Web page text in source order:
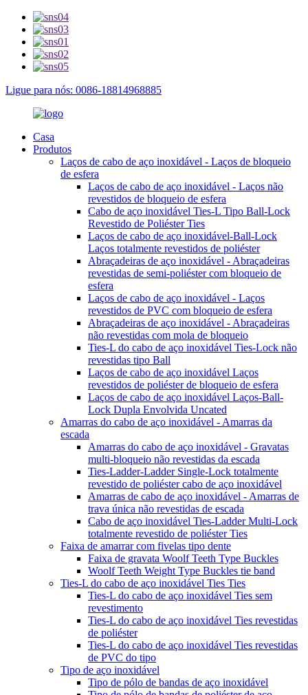
Ligue para nós: 0086-18814968885
Casa
Produtos
Laços de cabo de aço inoxidável - Laços de bloqueio
de esfera
Laços de cabo de aço inoxidável - Laços não
revestidos de bloqueio de esfera
Cabo de aço inoxidável Ties-L Tipo Ball-Lock
Revestido de Poliéster Ties
Laços de cabo de aço inoxidável-Ball-Lock
Laços totalmente revestidos de poliéster
Abraçadeiras de aço inoxidável - Abraçadeiras
revestidas de semi-poliéster com bloqueio de
esfera
Laços de cabo de aço inoxidável - Laços
revestidos de PVC com bloqueio de esfera
Abraçadeiras de aço inoxidável - Abraçadeiras
não revestidas com mola de bloqueio
Ties-L do cabo de aço inoxidável Ties-Lock não
revestidas tipo Ball
Laços de cabo de aço inoxidável Laços
revestidos de poliéster de bloqueio de esfera
Laços de cabo de aço inoxidável Laços-Ball-
Lock Dupla Envolvida Uncated
Amarras do cabo de aço inoxidável - Amarras da
escada
Amarras do cabo de aço inoxidável - Gravatas
multi-bloqueio não revestidas da escada
Ties-Ladder-Ladder Single-Lock totalmente
revestido de poliéster cabo de aço inoxidável
Amarras de cabo de aço inoxidável - Amarras de
trava única não revestidas de escada
Cabo de aço inoxidável Ties-Ladder Multi-Lock
totalmente revestido de poliéster Ties
Faixa de amarrar com fivelas tipo dente
Faixa de gravata Woolf Teeth Type Buckles
Woolf Teeth Weight Type Buckles tie band
Ties-L do cabo de aço inoxidável Ties Ties
Ties-L do cabo de aço inoxidável Ties sem
revestimento
Ties-L do cabo de aço inoxidável Ties revestidas
de poliéster
Ties-L do cabo de aço inoxidável Ties revestidas
de PVC do tipo
Tipo de aço inoxidável
Tipo de pólo de bandas de aço inoxidável